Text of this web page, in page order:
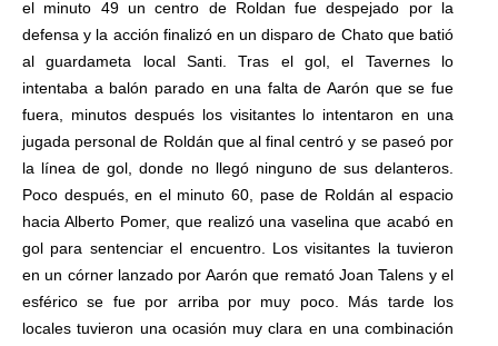
el minuto 49 un centro de Roldan fue despejado por la
defensa y la acción finalizó en un disparo de Chato que batió
al guardameta local Santi. Tras el gol, el Tavernes lo
intentaba a balón parado en una falta de Aarón que se fue
fuera, minutos después los visitantes lo intentaron en una
jugada personal de Roldán que al final centró y se paseó por
la línea de gol, donde no llegó ninguno de sus delanteros.
Poco después, en el minuto 60, pase de Roldán al espacio
hacia Alberto Pomer, que realizó una vaselina que acabó en
gol para sentenciar el encuentro. Los visitantes la tuvieron
en un córner lanzado por Aarón que remató Joan Talens y el
esférico se fue por arriba por muy poco. Más tarde los
locales tuvieron una ocasión muy clara en una combinación